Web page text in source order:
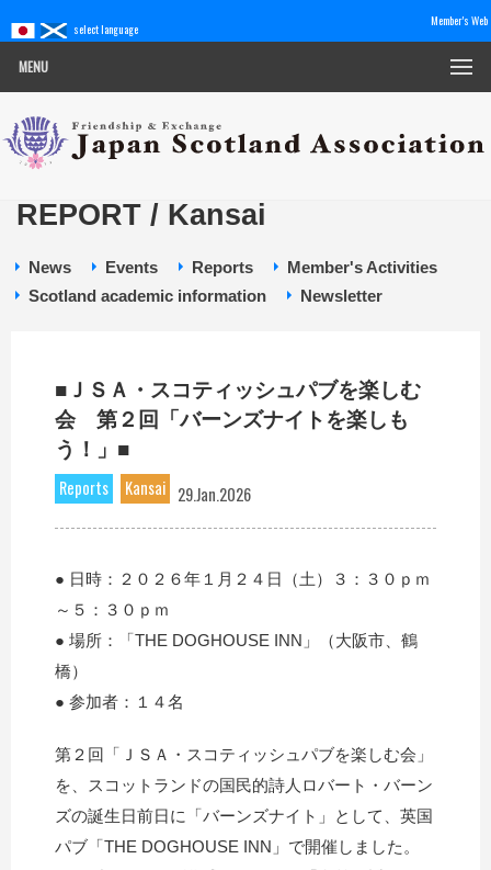
select language
Member's Web
MENU
REPORT / Kansai
News Events Reports
Member's Activities
Scotland academic information
Newsletter
■ＪＳＡ・スコティッシュパブを楽しむ
会 第２回「バーンズナイトを楽しも
う！」■
Reports
Kansai 29.Jan.2026
● 日時：２０２６年１月２４日（土）３：３０ｐｍ
～５：３０ｐｍ
● 場所：「THE DOGHOUSE INN」（大阪市、鶴
橋）
● 参加者：１４名
第２回「ＪＳＡ・スコティッシュパブを楽しむ会」
を、スコットランドの国民的詩人ロバート・バーン
ズの誕生日前日に「バーンズナイト」として、英国
パブ「THE DOGHOUSE INN」で開催しました。